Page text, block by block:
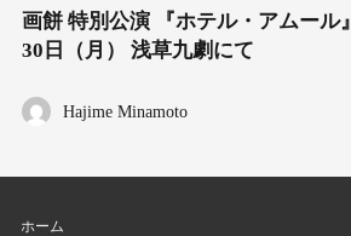
画餅 特別公演 『ホテル・アムール
30日（月） 浅草九劇にて
Hajime Minamoto
ホーム